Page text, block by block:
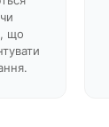
що